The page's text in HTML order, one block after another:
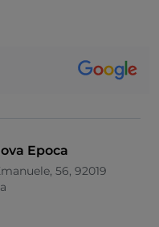
Epoca
56, 92019